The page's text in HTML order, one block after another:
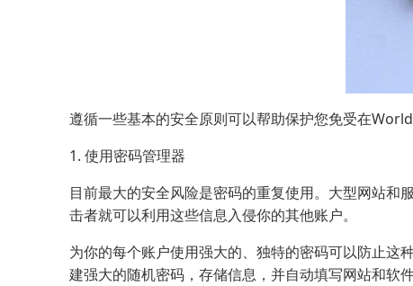
遵循一些基本的安全原则可以帮助保护您免受在
1. 使用密码管理器
目前最大的安全风险是密码的重复使用。大型网站和
击者就可以利用这些信息入侵你的其他账户。
为你的每个账户使用强大的、独特的密码可以防止这
建强大的随机密码，存储信息，并自动填写网站和软